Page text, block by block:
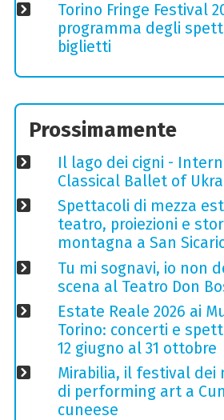
Torino Fringe Festival
programma degli
biglietti
Prossimamente
Il lago dei cigni -
Classical Ballet of
Spettacoli di mezza
teatro, proiezioni e
montagna a San
Tu mi sognavi, io non
scena al Teatro Don
Estate Reale 2026 ai
Torino: concerti e
12 giugno al 31 ottobre
Mirabilia, il festival dei
di performing art a
cuneese